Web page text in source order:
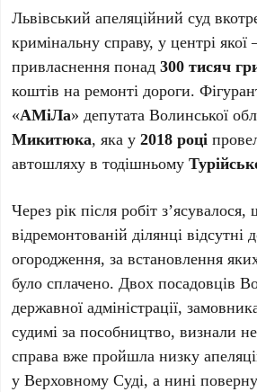
Львівський апеляційний суд
кримінальну справу, у центрі якої
привласнення понад300 тисяч
коштів на ремонті дороги.
«АМіЛа» депутата Волинської
Микитюка, яка у2018 році
автошляху в тодішньому
Через рік після робіт
відремонтованій ділянці відсутні
огородження, за встановлення
було сплачено. Двох посадовців
державної адміністрації,
судимі за пособництво, визнали
справа вже пройшла низку
у Верховному Суді, а нині